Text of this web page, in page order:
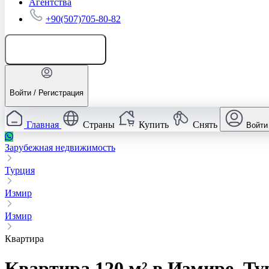
+90(507)705-80-82
Войти / Регистрация
Главная Страны Купить Снять Войти
Зарубежная недвижимость
Турция
Измир
Измир
Квартира